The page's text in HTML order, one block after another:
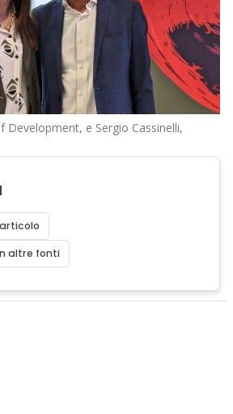
Development, e Sergio Cassinelli,
altre fonti